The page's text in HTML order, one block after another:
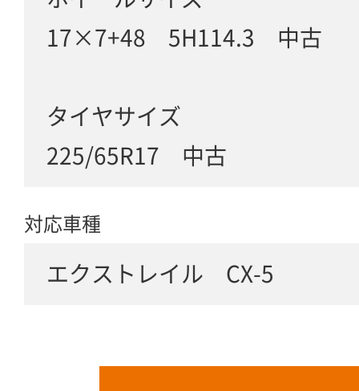
17×7+48 5H114.3 中古
タイヤサイズ
225/65R17 中古
対応車種
エクストレイル CX-5